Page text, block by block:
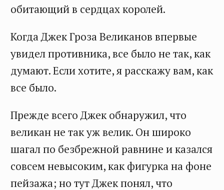
обитающий в сердцах королей.
Когда Джек Гроза Великанов впервые
увидел противника, все было не так, как
думают. Если хотите, я расскажу вам, как
все было.
Прежде всего Джек обнаружил, что
великан не так уж велик. Он широко
шагал по безбрежной равнине и казался
совсем невысоким, как фигурка на фоне
пейзажа; но тут Джек понял, что